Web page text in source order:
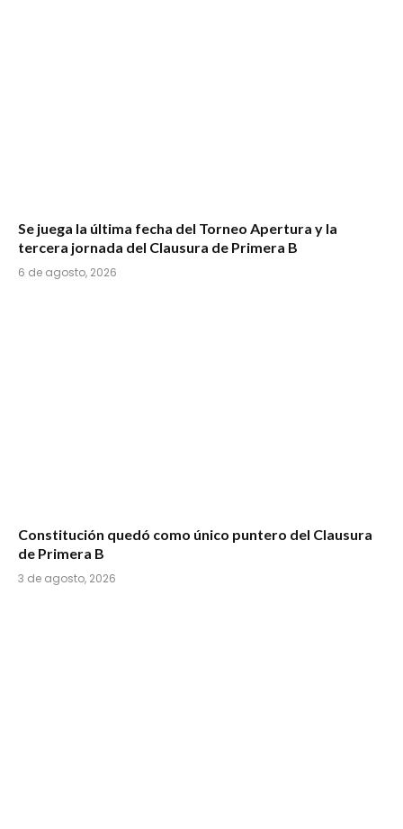
Se juega la última fecha del Torneo Apertura y la
tercera jornada del Clausura de Primera B
6 de agosto, 2026
Constitución quedó como único puntero del Clausura
de Primera B
3 de agosto, 2026